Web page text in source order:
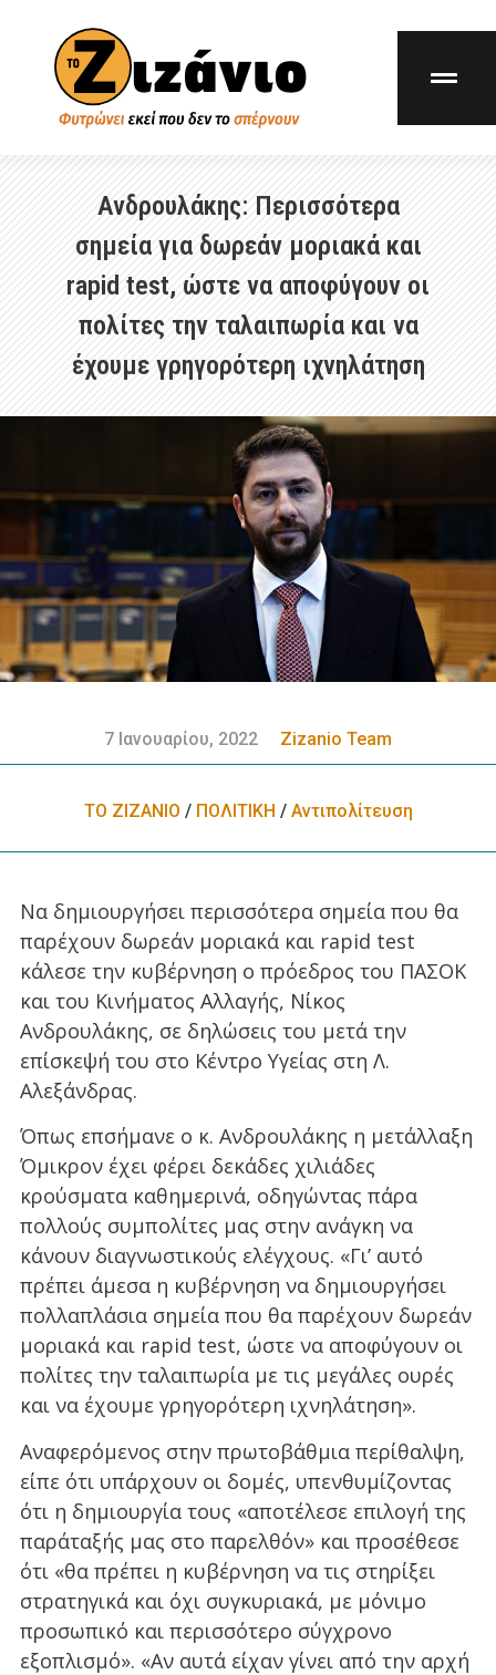
Ανδρουλάκης: Περισσότερα
σημεία για δωρεάν μοριακά και
rapid test, ώστε να αποφύγουν οι
πολίτες την ταλαιπωρία και να
έχουμε γρηγορότερη ιχνηλάτηση
7 Ιανουαρίου, 2022 Zizanio Team
ΤΟ ΖΙΖΑΝΙΟ / ΠΟΛΙΤΙΚΗ / Αντιπολίτευση
Να δημιουργήσει περισσότερα σημεία που θα
παρέχουν δωρεάν μοριακά και rapid test
κάλεσε την κυβέρνηση ο πρόεδρος του ΠΑΣΟΚ
και του Κινήματος Αλλαγής, Νίκος
Ανδρουλάκης, σε δηλώσεις του μετά την
επίσκεψή του στο Κέντρο Υγείας στη Λ.
Αλεξάνδρας.
Όπως επσήμανε ο κ. Ανδρουλάκης η μετάλλαξη
Όμικρον έχει φέρει δεκάδες χιλιάδες
κρούσματα καθημερινά, οδηγώντας πάρα
πολλούς συμπολίτες μας στην ανάγκη να
κάνουν διαγνωστικούς ελέγχους. «Γι’ αυτό
πρέπει άμεσα η κυβέρνηση να δημιουργήσει
πολλαπλάσια σημεία που θα παρέχουν δωρεάν
μοριακά και rapid test, ώστε να αποφύγουν οι
πολίτες την ταλαιπωρία με τις μεγάλες ουρές
και να έχουμε γρηγορότερη ιχνηλάτηση».
Αναφερόμενος στην πρωτοβάθμια περίθαλψη,
είπε ότι υπάρχουν οι δομές, υπενθυμίζοντας
ότι η δημιουργία τους «αποτέλεσε επιλογή της
παράταξής μας στο παρελθόν» και προσέθεσε
ότι «θα πρέπει η κυβέρνηση να τις στηρίξει
στρατηγικά και όχι συγκυριακά, με μόνιμο
προσωπικό και περισσότερο σύγχρονο
εξοπλισμό». «Αν αυτά είχαν γίνει από την αρχή